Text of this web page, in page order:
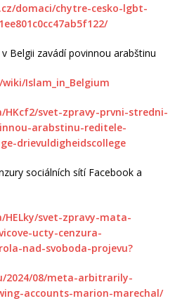
domaci/chytre-cesko-lgbt-
Belgii zavádí povinnou arabštinu
Islam_in_Belgium
HKcf2/svet-zpravy-prvni-stredni-
arabstinu-reditele-
drievuldigheidscollege
sociálních sítí Facebook a
HELky/svet-zpravy-mata-
ucty-cenzura-
nad-svoboda-projevu?
2024/08/meta-arbitrarily-
accounts-marion-marechal/